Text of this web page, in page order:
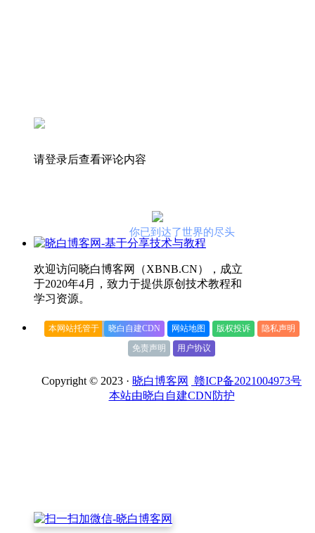
请登录后查看评论内容
你已到达了世界的尽头
欢迎访问晓白博客网（XBNB.CN），成立
于2020年4月，致力于提供原创技术教程和
学习资源。
本网站托管于 晓白自建CDN 网站地图 版权投诉
隐私声明
免责声明
用户协议
Copyright © 2023 · 晓白博客网
赣ICP备2021004973号
本站由晓白自建CDN防护